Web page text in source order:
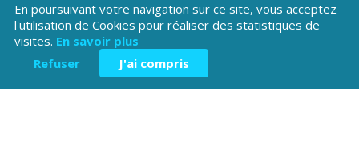
En poursuivant votre navigation sur ce site, vous acceptez
l'utilisation de Cookies pour réaliser des statistiques de
visites. En savoir plus
Refuser
J'ai compris